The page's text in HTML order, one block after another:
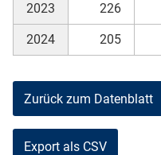
2023 226
2024 205
Zurück zum Datenblatt
Export als CSV